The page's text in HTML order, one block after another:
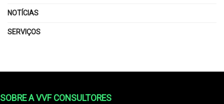
NOTÍCIAS
SERVIÇOS
SOBRE A VVF CONSULTORES